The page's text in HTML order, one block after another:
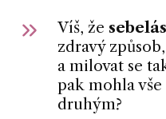
Víš, že
zdravý
a milovat se
pak mohla
druhým?